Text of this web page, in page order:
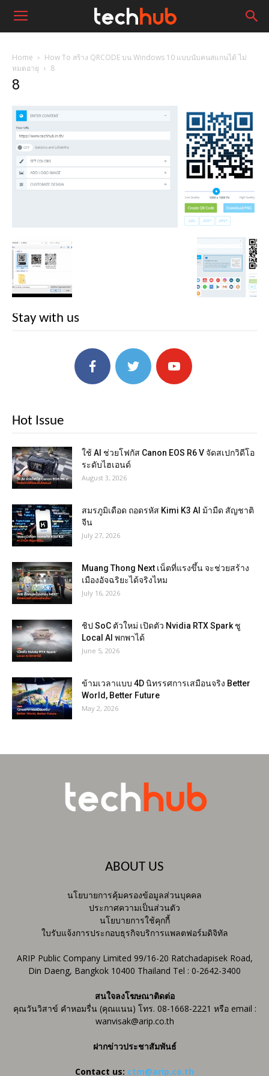
Home
How To สร้าง QRCODE บน Windows 10 แบบนับคนสแกนได้ ไม่
หมดอายุ
8
8
Stay with us
Hot Issue
ใช้ AI ช่วยโฟกัส Canon EOS R6 V จัดสเปกวิดีโอ
ระดับไฮเอนด์
August 3, 2026
สมรภูมิเดือด ถอดรหัส Kimi K3 AI ม้ามืด สัญชาติ
จีน
July 27, 2026
Muang Thong Next เน็ตที่แรงขึ้น จะช่วยสร้าง
เมืองอัจฉริยะได้จริงไหม
July 16, 2026
ชิป SoC ตัวใหม่ เปิดตัว Nvidia RTX Spark ชู
Local AI พกพาได้
June 5, 2026
ข้ามเวลาแบบ 4D นิทรรศการเสมือนจริง Better
World, Better Future
May 2, 2026
ABOUT US
นโยบายการคุ้มครองข้อมูลส่วนบุคคล
ประกาศความเป็นส่วนตัว
นโยบายการใช้คุกกี้
ใบรับแจ้งการประกอบธุรกิจบริการแพลตฟอร์มดิจิทัล
ARIP Public Company Limited 99/16-20 Ratchadapisek Road,
Din Daeng, Bangkok 10400 Thailand Tel : 0-2642-3400
สนใจลงโฆษณาติดต่อ
คุณวันวิสาข์ คำหอมรื่น (คุณแนน) โทร. 08-1668-2221 หรือ email :
wanvisak@arip.co.th
ฝากข่าวประชาสัมพันธ์
Contact us: ctm@arip.co.th